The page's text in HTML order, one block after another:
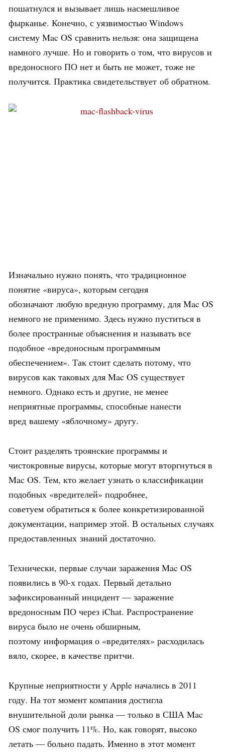
пошатнулся и вызывает лишь насмешливое
фырканье. Конечно, с уязвимостью Windows
систему Mac OS сравнить нельзя: она защищена
намного лучше. Но и говорить о том, что вирусов и
вредоносного ПО нет и быть не может, тоже не
получится. Практика свидетельствует об обратном.
Изначально нужно понять, что традиционное
понятие «вируса», которым сегодня
обозначают любую вредную программу, для Mac OS
немного не применимо. Здесь нужно пуститься в
более пространные объяснения и называть все
подобное «вредоносным программным
обеспечением». Так стоит сделать потому, что
вирусов как таковых для Mac OS существует
немного. Однако есть и другие, не менее
неприятные программы, способные нанести
вред вашему «яблочному» другу.
Стоит разделять троянские программы и
чистокровные вирусы, которые могут вторгнуться в
Mac OS. Тем, кто желает узнать о классификации
подобных «вредителей» подробнее,
советуем обратиться к более конкретизированной
документации, например этой. В остальных случаях
предоставленных знаний достаточно.
Технически, первые случаи заражения Mac OS
появились в 90-х годах. Первый детально
зафиксированный инцидент — заражение
вредоносным ПО через iChat. Распространение
вируса было не очень обширным,
поэтому информация о «вредителях» расходилась
вяло, скорее, в качестве притчи.
Крупные неприятности у Apple начались в 2011
году. На тот момент компания достигла
внушительной доли рынка — только в США Mac
OS смог получить 11%. Но, как говорят, высоко
летать — больно падать. Именно в этот момент